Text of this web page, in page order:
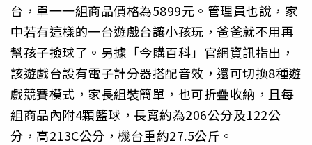
台，單一一組商品價格為5899元。管理員也說，家
中若有這樣的一台遊戲台讓小孩玩，爸爸就不用再
幫孩子撿球了。另據「今購百科」官網資訊指出，
該遊戲台設有電子計分器搭配音效，還可切換8種遊
戲競賽模式，家長組裝簡單，也可折疊收納，且每
組商品內附4顆籃球，長寬約為206公分及122公
分，高213C公分，機台重約27.5公斤。